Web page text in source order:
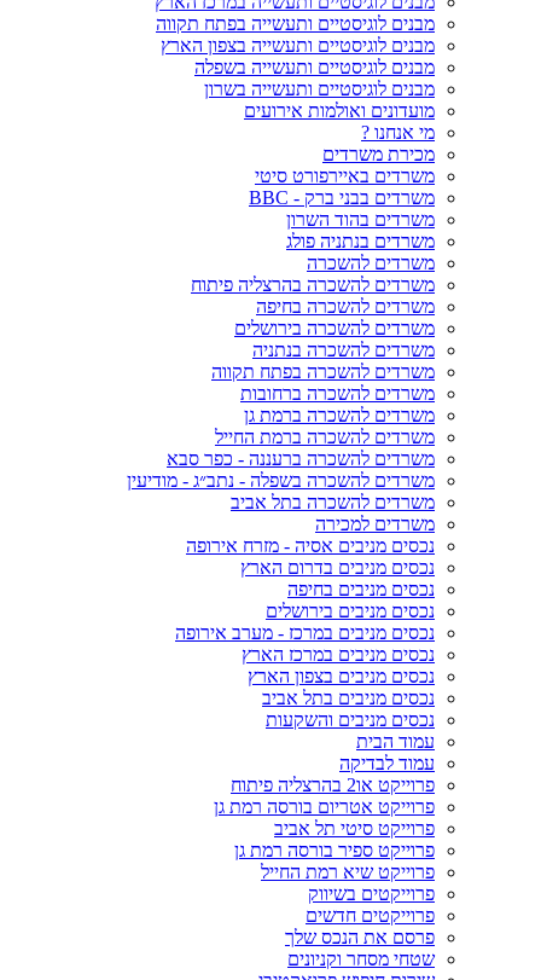
מבנים לוגיסטיים ותעשייה בפתח תקווה
מבנים לוגיסטיים ותעשייה בצפון הארץ
מבנים לוגיסטיים ותעשייה בשפלה
מבנים לוגיסטיים ותעשייה בשרון
מועדונים ואולמות אירועים
מי אנחנו ?
מכירת משרדים
משרדים באיירפורט סיטי
משרדים בבני ברק - BBC
משרדים בהוד השרון
משרדים בנתניה פולג
משרדים להשכרה
משרדים להשכרה בהרצליה פיתוח
משרדים להשכרה בחיפה
משרדים להשכרה בירושלים
משרדים להשכרה בנתניה
משרדים להשכרה בפתח תקווה
משרדים להשכרה ברחובות
משרדים להשכרה ברמת גן
משרדים להשכרה ברמת החייל
משרדים להשכרה ברעננה - כפר סבא
משרדים להשכרה בשפלה - נתב״ג - מודיעין
משרדים להשכרה בתל אביב
משרדים למכירה
נכסים מניבים אסיה - מזרח אירופה
נכסים מניבים בדרום הארץ
נכסים מניבים בחיפה
נכסים מניבים בירושלים
נכסים מניבים במרכז - מערב אירופה
נכסים מניבים במרכז הארץ
נכסים מניבים בצפון הארץ
נכסים מניבים בתל אביב
נכסים מניבים והשקעות
עמוד הבית
עמוד לבדיקה
פרוייקט או2 בהרצליה פיתוח
פרוייקט אטריום בורסה רמת גן
פרוייקט סיטי תל אביב
פרוייקט ספיר בורסה רמת גן
פרוייקט שיא רמת החייל
פרוייקטים בשיווק
פרוייקטים חדשים
פרסם את הנכס שלך
שטחי מסחר וקניונים